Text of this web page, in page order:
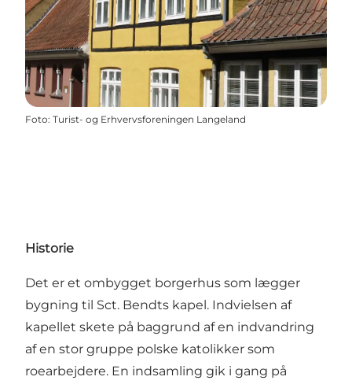
Foto: Turist- og Erhvervsforeningen Langeland
Historie
Det er et ombygget borgerhus som lægger
bygning til Sct. Bendts kapel. Indvielsen af
kapellet skete på baggrund af en indvandring
af en stor gruppe polske katolikker som
roearbejdere. En indsamling gik i gang på